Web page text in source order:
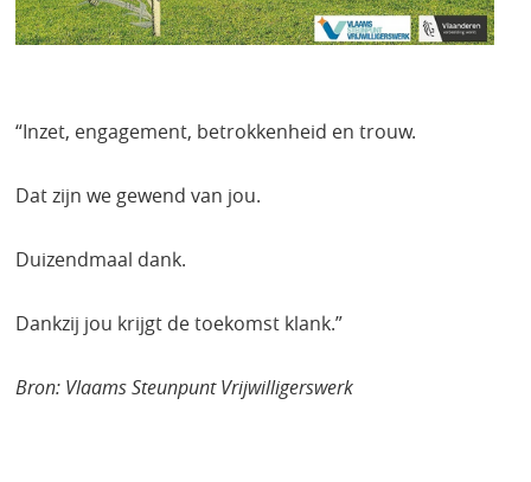
“Inzet, engagement, betrokkenheid en trouw.
Dat zijn we gewend van jou.
Duizendmaal dank.
Dankzij jou krijgt de toekomst klank.”
Bron: Vlaams Steunpunt Vrijwilligerswerk